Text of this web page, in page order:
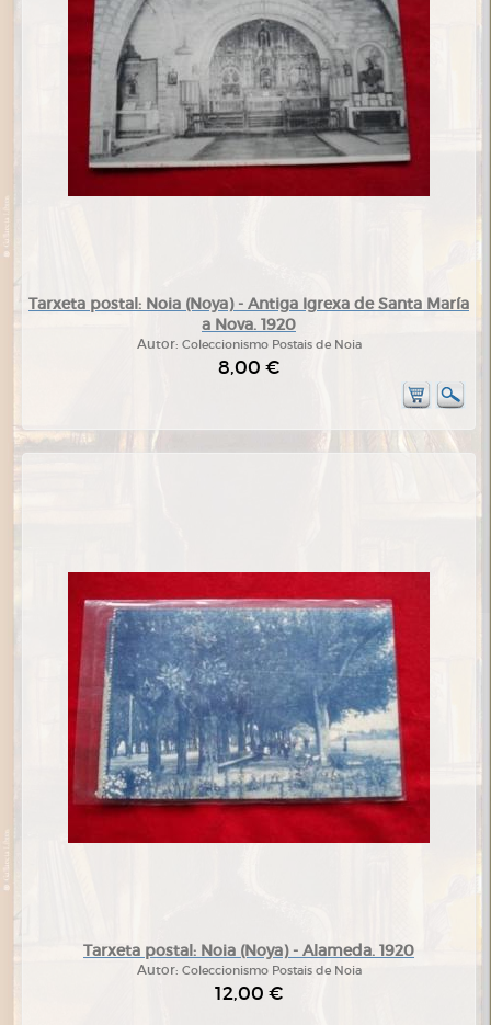
Tarxeta postal: Noia (Noya) - Antiga Igrexa de Santa María
a Nova. 1920
Autor: Coleccionismo Postais de Noia
8,00 €
Tarxeta postal: Noia (Noya) - Alameda. 1920
Autor: Coleccionismo Postais de Noia
12,00 €